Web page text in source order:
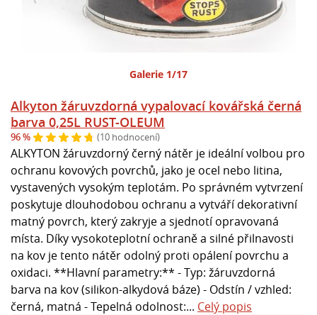
Galerie 1/17
Alkyton žáruvzdorná vypalovací kovářská černá
barva 0,25L RUST-OLEUM
96 % (10 hodnocení)
ALKYTON žáruvzdorný černý nátěr je ideální volbou pro
ochranu kovových povrchů, jako je ocel nebo litina,
vystavených vysokým teplotám. Po správném vytvrzení
poskytuje dlouhodobou ochranu a vytváří dekorativní
matný povrch, který zakryje a sjednotí opravovaná
místa. Díky vysokoteplotní ochraně a silné přilnavosti
na kov je tento nátěr odolný proti opálení povrchu a
oxidaci. **Hlavní parametry:** - Typ: žáruvzdorná
barva na kov (silikon-alkydová báze) - Odstín / vzhled:
černá, matná - Tepelná odolnost:... Celý popis